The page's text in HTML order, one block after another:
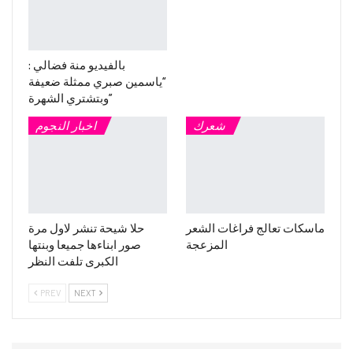
بالفيديو منة فضالي :
“ياسمين صبري ممثلة ضعيفة
وبتشتري الشهرة”
اخبار النجوم
حلا شيحة تنشر لاول مرة
صور ابناءها جميعا وبنتها
الكبرى تلفت النظر
شعرك
ماسكات تعالج فراغات الشعر
المزعجة
PREV NEXT